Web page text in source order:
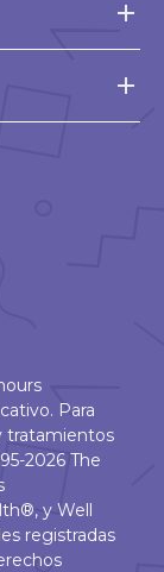
Para
tratamientos
2026 The
y Well
registradas